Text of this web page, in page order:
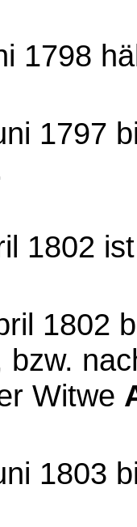
1798
1797
1802
1802
bzw.
Witwe
1803